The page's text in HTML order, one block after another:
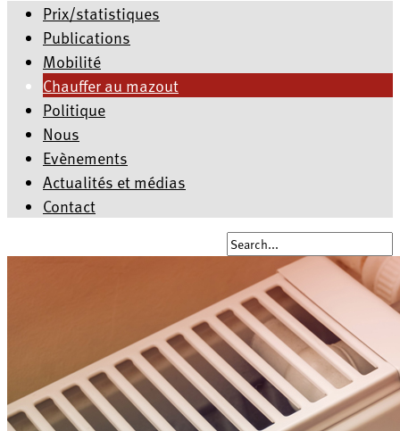
Prix/statistiques
Publications
Mobilité
Chauffer au mazout
Politique
Nous
Evènements
Actualités et médias
Contact